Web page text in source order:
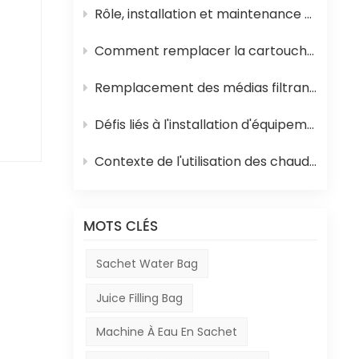
Rôle, installation et maintenance des équipements de stérilisation UHT pour jus
Comment remplacer la cartouche filtrante en polypropylène et la membrane d'osmose inverse d'un système d'osmose inverse
Remplacement des médias filtrants dans les équipements de traitement de l'eau
Défis liés à l'installation d'équipements en Afrique
Contexte de l'utilisation des chaudières à mazout en Afrique et de leur rôle dans la production de boissons
MOTS CLÉS
Sachet Water Bag
Juice Filling Bag
Machine À Eau En Sachet